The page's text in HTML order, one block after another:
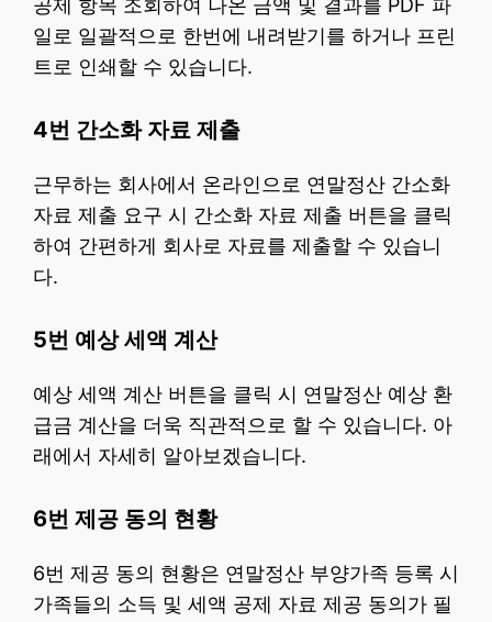
공제 항목 조회하여 나온 금액 및 결과를 PDF 파
일로 일괄적으로 한번에 내려받기를 하거나 프린
트로 인쇄할 수 있습니다.
4번 간소화 자료 제출
근무하는 회사에서 온라인으로 연말정산 간소화
자료 제출 요구 시 간소화 자료 제출 버튼을 클릭
하여 간편하게 회사로 자료를 제출할 수 있습니
다.
5번 예상 세액 계산
예상 세액 계산 버튼을 클릭 시 연말정산 예상 환
급금 계산을 더욱 직관적으로 할 수 있습니다. 아
래에서 자세히 알아보겠습니다.
6번 제공 동의 현황
6번 제공 동의 현황은 연말정산 부양가족 등록 시
가족들의 소득 및 세액 공제 자료 제공 동의가 필